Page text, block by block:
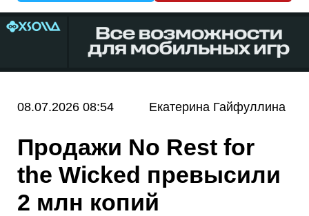
08.07.2026 08:54 Екатерина Гайфуллина
Продажи No Rest for
the Wicked превысили
2 млн копий